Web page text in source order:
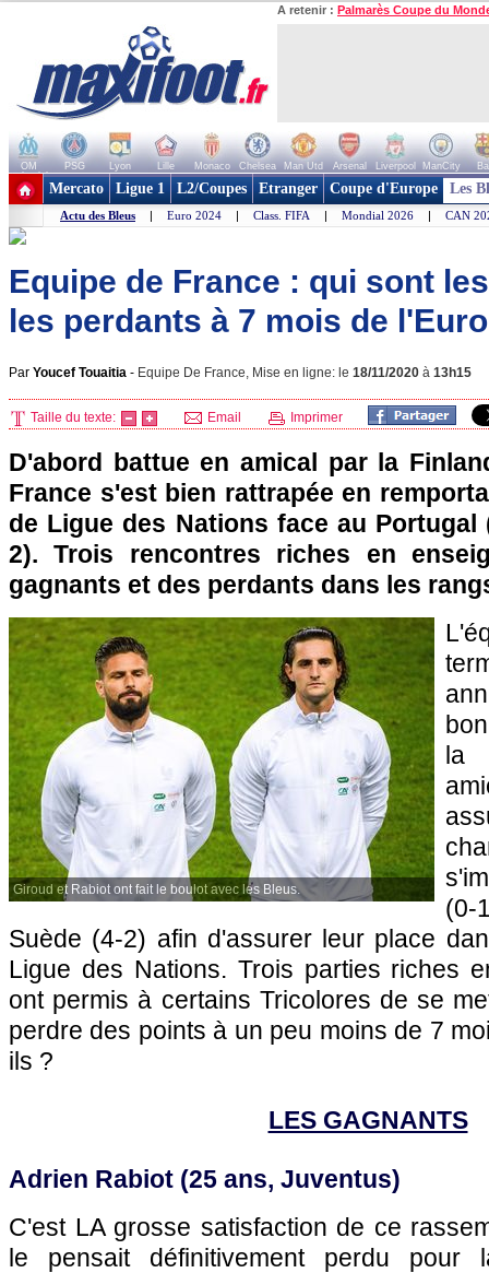
A retenir : Palmarès Coupe du
OM PSG Lyon Lille Monaco Chelsea Man Utd Arsenal Liverpool ManCity
+ de clubs
Mercato Ligue 1 L2/Coupes Etranger Coupe d'Europe Les
Actu des Bleus | Euro 2024 | Class. FIFA | Mondial 2026 | CAN
Equipe de France : qui sont
les perdants à 7 mois de
Par Youcef Touaitia - Equipe De France, Mise en ligne: le 18/11/2020 à 13h15
Taille du texte: Email Imprimer
D'abord battue en amical par la
France s'est bien rattrapée en
de Ligue des Nations face au Portugal
2). Trois rencontres riches en
gagnants et des perdants dans les
Giroud et Rabiot ont fait le boulot avec les Bleus.
la
Suède (4-2) afin d'assurer leur place
Ligue des Nations. Trois parties riches
ont permis à certains Tricolores de se
perdre des points à un peu moins de 7
ils ?
LES GAGNANTS
Adrien Rabiot (25 ans, Juventus)
C'est LA grosse satisfaction de ce
le pensait définitivement perdu pour